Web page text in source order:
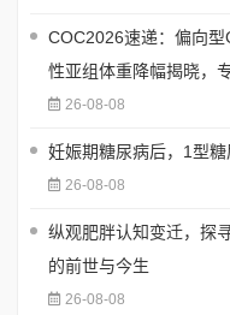
COC2026速递：偏向
性亚组体重降幅揭晓，
26-08-08
妊娠期糖尿病后，1型
26-08-08
纵观肥胖认知变迁，探
的前世与今生
26-08-08